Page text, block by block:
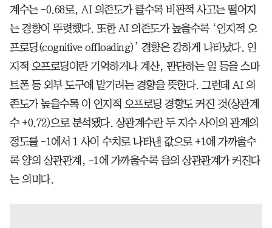
계수는 -0.68로, AI 의존도가 클수록 비판적 사고는 떨어지
는 경향이 뚜렷했다. 또한 AI 의존도가 높을수록 ‘인지적 오
프로딩(cognitive offloading)’ 경향은 강하게 나타났다. 인
지적 오프로딩이란 기억하거나 계산, 판단하는 일 등을 스마
트폰 등 외부 도구에 맡기려는 경향을 뜻한다. 그런데 AI 의
존도가 높을수록 이 인지적 오프로딩 경향도 커진 것(상관계
수 +0.72)으로 분석됐다. 상관계수란 두 지수 사이의 관계의
정도를 -1에서 1 사이 수치로 나타낸 값으로 +1에 가까울수
록 양의 상관관계, -1에 가까울수록 음의 상관관계가 커진다
는 의미다.